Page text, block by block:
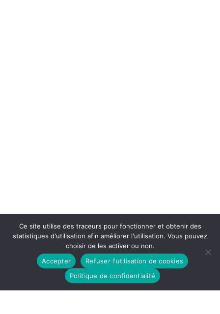
Ce site utilise des traceurs pour fonctionner et obtenir des
statistiques d'utilisation afin améliorer l'utilisation. Vous pouvez
choisir de les activer ou non.
Accepter
Refuser l'utilisation de cookies
Politique de confidentialité